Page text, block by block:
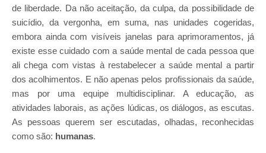
de liberdade. Da não aceitação, da culpa, da possibilidade de
suicídio, da vergonha, em suma, nas unidades cogeridas,
embora ainda com visíveis janelas para aprimoramentos, já
existe esse cuidado com a saúde mental de cada pessoa que
ali chega com vistas à restabelecer a saúde mental a partir
dos acolhimentos. E não apenas pelos profissionais da saúde,
mas por uma equipe multidisciplinar. A educação, as
atividades laborais, as ações lúdicas, os diálogos, as escutas.
As pessoas querem ser escutadas, olhadas, reconhecidas
como são: humanas.